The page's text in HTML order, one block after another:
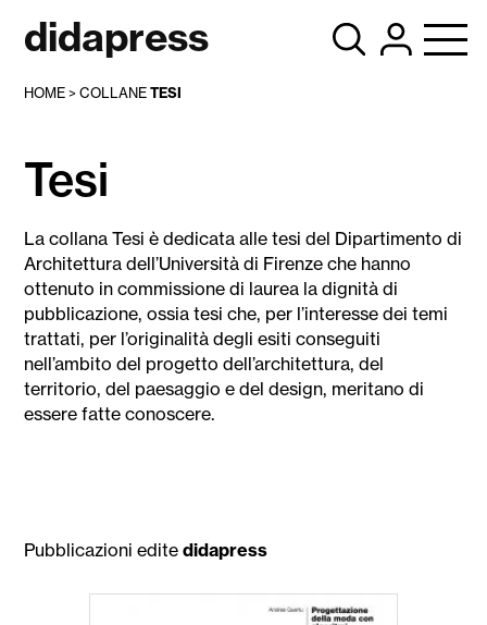
didapress
HOME> COLLANE TESI
Tesi
La collana Tesi è dedicata alle tesi del Dipartimento di
Architettura dell’Università di Firenze che hanno
ottenuto in commissione di laurea la dignità di
pubblicazione, ossia tesi che, per l’interesse dei temi
trattati, per l’originalità degli esiti conseguiti
nell’ambito del progetto dell’architettura, del
territorio, del paesaggio e del design, meritano di
essere fatte conoscere.
Pubblicazioni edite didapress